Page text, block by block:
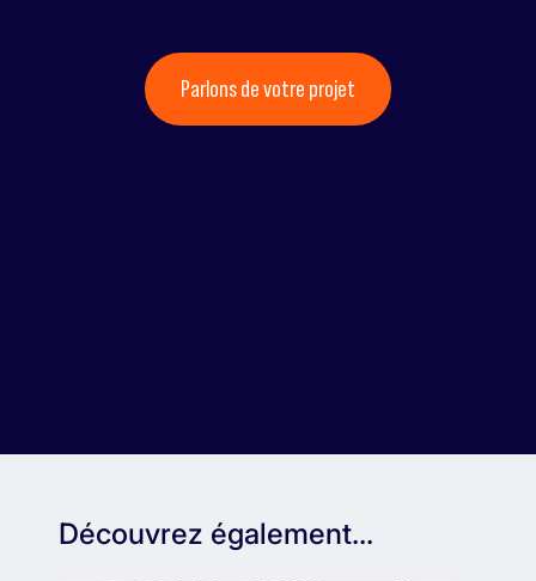
Parlons de votre projet
Découvrez également...